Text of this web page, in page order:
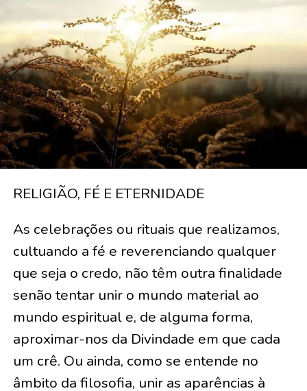
RELIGIÃO, FÉ E ETERNIDADE
As celebrações ou rituais que realizamos,
cultuando a fé e reverenciando qualquer
que seja o credo, não têm outra finalidade
senão tentar unir o mundo material ao
mundo espiritual e, de alguma forma,
aproximar-nos da Divindade em que cada
um crê. Ou ainda, como se entende no
âmbito da filosofia, unir as aparências à